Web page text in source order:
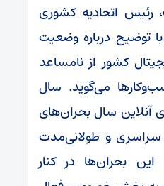
رئیس اتحادیه کشوری
توضیح درباره وضعیت
کشور از نامساعد
می‌گوید. سال
آنلاین سال بحران‌های
سراسری و طولانی‌مدت
بحران‌ها در کنار